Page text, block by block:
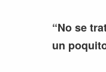
“No se
un